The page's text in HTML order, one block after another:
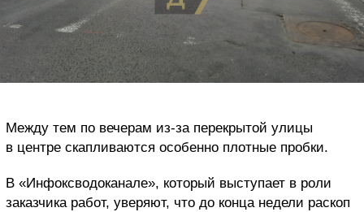
Между тем по вечерам из-за перекрытой улицы
в центре скапливаются особенно плотные пробки.
В «Инфоксводоканале», который выступает в роли
заказчика работ, уверяют, что до конца недели раскоп